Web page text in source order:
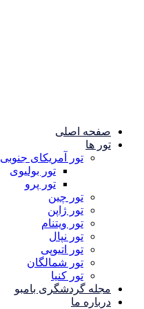
صفحه اصلی
تور ها
تور آمریکای جنوبی
تور بولیوی
تور پرو
تور چین
تور ژاپن
تور ویتنام
تور نپال
تور اتیوپی
تور شمالگان
تور کنیا
مجله گردشگری بامبو
درباره ما